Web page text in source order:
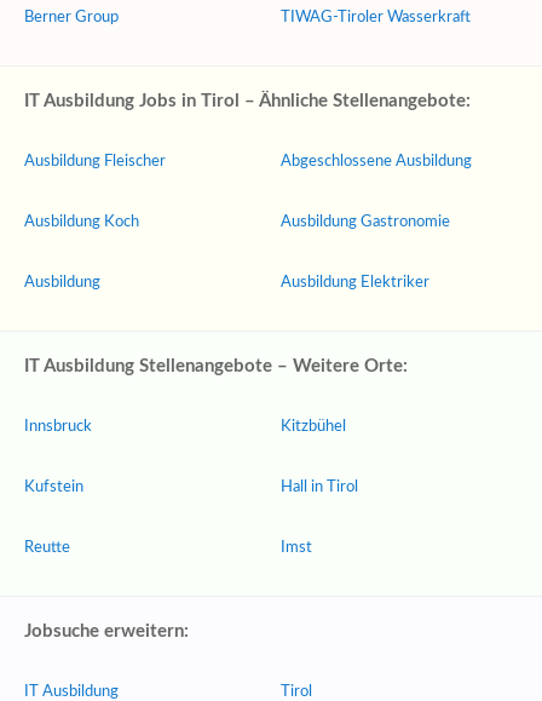
Berner Group TIWAG-Tiroler Wasserkraft
IT Ausbildung Jobs in Tirol – Ähnliche Stellenangebote:
Ausbildung Fleischer
Ausbildung Koch
Ausbildung
Abgeschlossene Ausbildung
Ausbildung Gastronomie
Ausbildung Elektriker
IT Ausbildung Stellenangebote – Weitere Orte:
Innsbruck
Kufstein
Reutte
Kitzbühel
Hall in Tirol
Imst
Jobsuche erweitern:
IT Ausbildung Tirol